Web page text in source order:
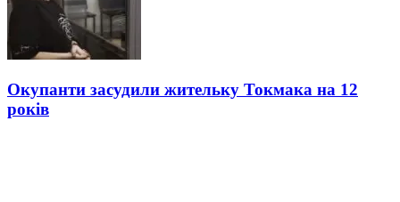
Окупанти засудили жительку Токмака на 12
років